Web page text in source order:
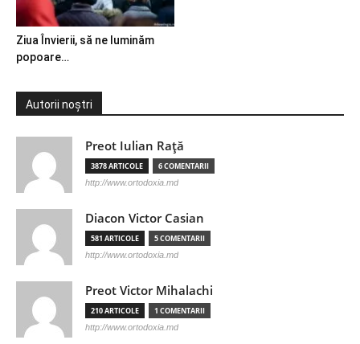
Ziua Învierii, să ne luminăm
popoare…
Autorii noștri
Preot Iulian Raţă
3878 ARTICOLE 6 COMENTARII
http://www.ortodoxia.md
Diacon Victor Casian
581 ARTICOLE 5 COMENTARII
http://www.ortodoxia.md
Preot Victor Mihalachi
210 ARTICOLE 1 COMENTARII
http://www.ortodoxia.md